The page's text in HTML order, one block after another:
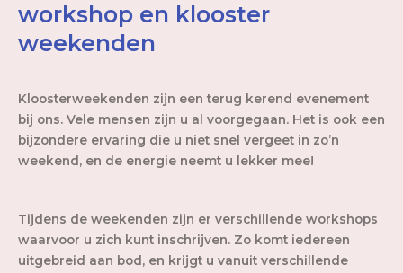
workshop en klooster
weekenden
Kloosterweekenden zijn een terug kerend evenement
bij ons. Vele mensen zijn u al voorgegaan. Het is ook een
bijzondere ervaring die u niet snel vergeet in zo’n
weekend, en de energie neemt u lekker mee!
Tijdens de weekenden zijn er verschillende workshops
waarvoor u zich kunt inschrijven. Zo komt iedereen
uitgebreid aan bod, en krijgt u vanuit verschillende